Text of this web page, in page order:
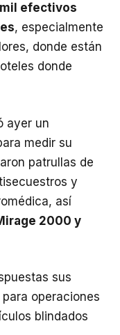
mil efectivos
, especialmente
donde están
donde
ayer un
medir su
patrullas de
y
así
2000 y
sus
operaciones
blindados